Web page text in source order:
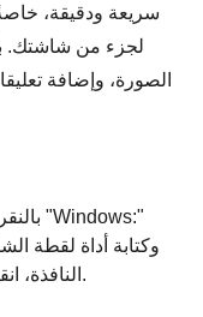
سريعة ودقيقة،
لجزء من شاشتك.
الصورة، وإضافة
وكتابة أداة لقطة
النافذة، انقر على زر "جديد"، وستصبح شاشتك باهتة.